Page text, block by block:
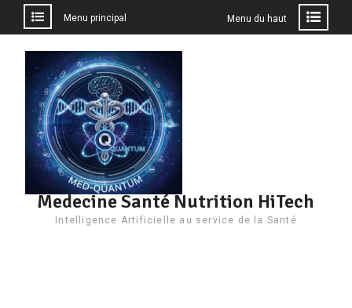
contenu
Menu principal Menu du haut
Medecine Santé Nutrition HiTech
Intelligence Artificielle au service de la Santé